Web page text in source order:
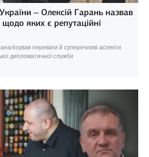
– Олексій Гарань назвав
яких є репутаційні
переваги й суперечливі аспекти
дипломатичної служби